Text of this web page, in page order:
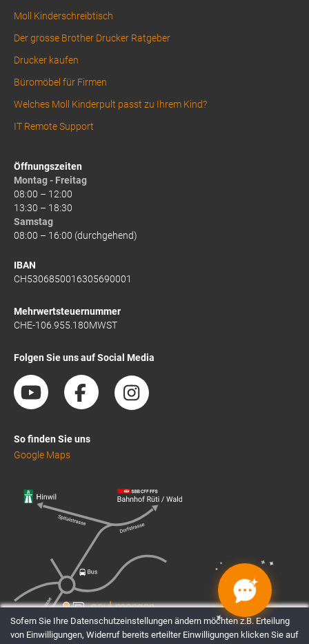
Moll Kinderschreibtisch
Der grosse Brother Drucker Ratgeber
Drucker kaufen
Büromöbel für Firmen
Welches Moll Kinderpult passt zu Ihrem Kind?
IT Remote Support
Öffnungszeiten
Montag - Freitag
08:00 – 12:00
13:30 – 18:30
Samstag
08:00 – 16:00 (durchgehend)
IBAN
CH5306850016305690001
Mehrwertsteuernummer
CHE-106.955.180MWST
Folgen Sie uns auf Social Media
So finden Sie uns
Google Maps
✦
✦
✦
✦
✦
✦
Sofern Sie Ihre Datenschutzeinstellungen ändern möchten z.B. Erteilung
von Einwilligungen, Widerruf bereits erteilter Einwilligungen klicken Sie auf